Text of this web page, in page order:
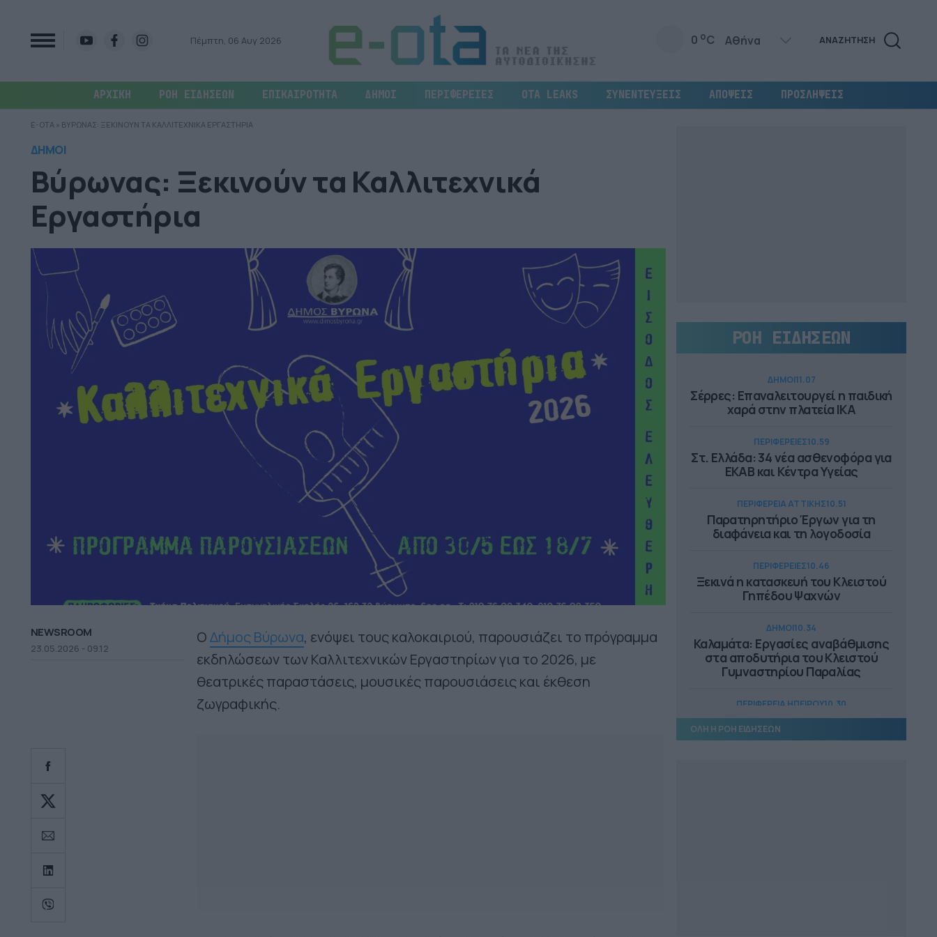
Πέμπτη, 06 Αυγ 2026 0 oC ΑΝΑΖΗΤΗΣΗ
ΑΡΧΙΚΗ ΡΟΗ ΕΙΔΗΣΕΩΝ ΕΠΙΚΑΙΡΟΤΗΤΑ ΔΗΜΟΙ ΠΕΡΙΦΕΡΕΙΕΣ OTA LEAKS ΣΥΝΕΝΤΕΥΞΕΙΣ ΑΠΟΨΕΙΣ ΠΡΟΣΛΗΨΕΙΣ
E-OTA » ΒΥΡΩΝΑΣ: ΞΕΚΙΝΟΥΝ ΤΑ ΚΑΛΛΙΤΕΧΝΙΚΑ ΕΡΓΑΣΤΗΡΙΑ
ΔΗΜΟΙ
Βύρωνας: Ξεκινούν τα Καλλιτεχνικά
Εργαστήρια
NEWSROOM
23.05.2026 - 09.12
ΟΔήμος Βύρωνα, ενόψει τους καλοκαιριού, παρουσιάζει το πρόγραμμα
εκδηλώσεων των Καλλιτεχνικών Εργαστηρίων για το 2026, με
θεατρικές παραστάσεις, μουσικές παρουσιάσεις και έκθεση
ζωγραφικής.
ΡΟΗ ΕΙΔΗΣΕΩΝ
ΔΗΜΟΙ11.07
Σέρρες: Επαναλειτουργεί η παιδική
χαρά στην πλατεία ΙΚΑ
ΠΕΡΙΦΕΡΕΙΕΣ10.59
Στ. Ελλάδα: 34 νέα ασθενοφόρα για
ΕΚΑΒ και Κέντρα Υγείας
ΠΕΡΙΦΕΡΕΙΑ ΑΤΤΙΚΗΣ10.51
Παρατηρητήριο Έργων για τη
διαφάνεια και τη λογοδοσία
ΠΕΡΙΦΕΡΕΙΕΣ10.46
Ξεκινά η κατασκευή του Κλειστού
Γηπέδου Ψαχνών
ΔΗΜΟΙ10.34
Καλαμάτα: Εργασίες αναβάθμισης
στα αποδυτήρια του Κλειστού
Γυμναστηρίου Παραλίας
ΠΕΡΙΦΕΡΕΙΑ ΗΠΕΙΡΟΥ10.30
19 εκ. ευρώ για έργα αγροτικής
οδοποιίας στην Ήπειρο
ΟΛΗ Η ΡΟΗ ΕΙΔΗΣΕΩΝ